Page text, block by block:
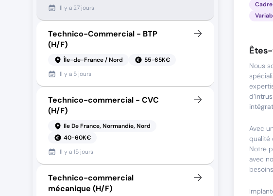
Il y a 27 jours
Technico-Commercial - BTP
(H/F)
Île-de-France / Nord
55-65K€
Il y a 5 jours
Technico-commercial - CVC
(H/F)
Ile De France, Normandie, Nord
40-60K€
Il y a15 jours
Technico-commercial
mécanique (H/F)
Nous
Avec
qualité
Notre
avec